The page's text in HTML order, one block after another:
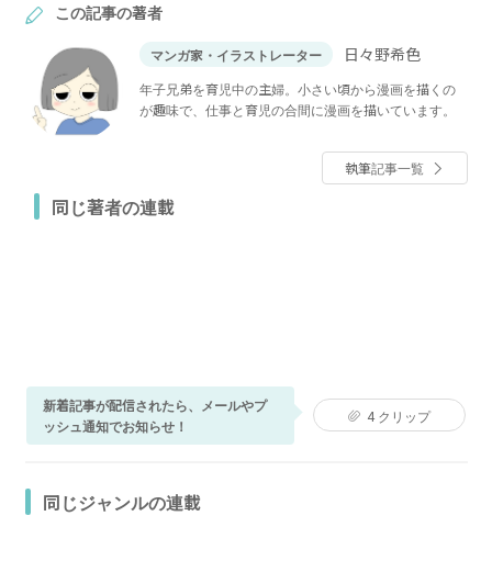
この記事の著者
マンガ家・イラストレーター 日々野希色
年子兄弟を育児中の主婦。小さい頃から漫画を描くの
が趣味で、仕事と育児の合間に漫画を描いています。
執筆記事一覧
同じ著者の連載
新着記事が配信されたら、メールやプ
ッシュ通知でお知らせ！
4 クリップ
同じジャンルの連載